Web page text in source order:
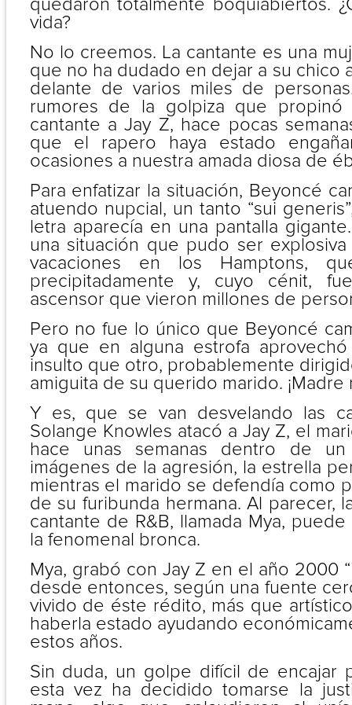
vida?
No lo creemos. La cantante es una
que no ha dudado en dejar a su chico
delante de varios miles de
rumores de la golpiza que
cantante a Jay Z, hace pocas
que el rapero haya estado
ocasiones a nuestra amada diosa de
Para enfatizar la situación, Beyoncé
atuendo nupcial, un tanto “sui
letra aparecía en una pantalla
una situación que pudo ser
vacaciones en los Hamptons,
precipitadamente y, cuyo cénit,
ascensor que vieron millones de
Pero no fue lo único que Beyoncé
ya que en alguna estrofa
insulto que otro, probablemente
amiguita de su querido marido. ¡Madre
Y es, que se van desvelando las
Solange Knowles atacó a Jay Z, el
hace unas semanas dentro de un
imágenes de la agresión, la estrella
mientras el marido se defendía como
de su furibunda hermana. Al parecer,
cantante de R&B, llamada Mya,
la fenomenal bronca.
Mya, grabó con Jay Z en el año 2000
desde entonces, según una fuente
vivido de éste rédito, más que
haberla estado ayudando
estos años.
Sin duda, un golpe difícil de encajar
esta vez ha decidido tomarse la